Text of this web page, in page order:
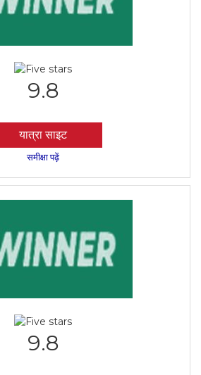
9.8
यात्रा साइट
समीक्षा पढ़ें
9.8